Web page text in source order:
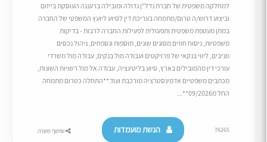
למחלקה משפטית של חברת נדל"ן גדולה ומובילה ברעננה העוסקת בייזום
וביצוע דרוש/ה טרום/מתמחה בעריכת דין לסיוע ליועץ המשפטי של החברה
במתן מעטפת משפטית ותפעולית לפעילות החברה לרבות - בדיקות
משפטיות, ניסוח חוזים מסוגים שונים, תוספות ונספחים, ניהול נכסים
מניבים, ליווי בנקאי של פרויקטים ועבודה מול בנקים, עבודה מול משרדי
עורכי דין מהמובילים בארץ, סיוע בליטיגציה, עבודה אל מול רשויות השונות,
מכתבים משפטיים אדמינסטרציה מורכבת ועוד.**התחלה כטרום מתמחה
החל מ09/2026**...
76265 הגשת מועמדות שיתוף משרה